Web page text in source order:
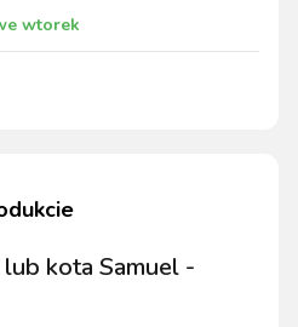
wtorek
kota Samuel -